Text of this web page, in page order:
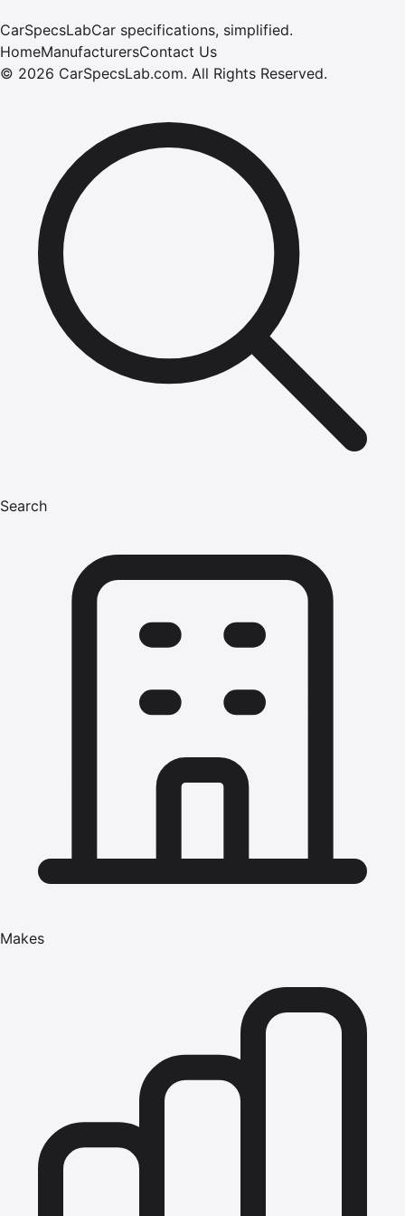
CarSpecsLabCar specifications, simplified.
HomeManufacturersContact Us
© 2026 CarSpecsLab.com. All Rights Reserved.
Search
Makes